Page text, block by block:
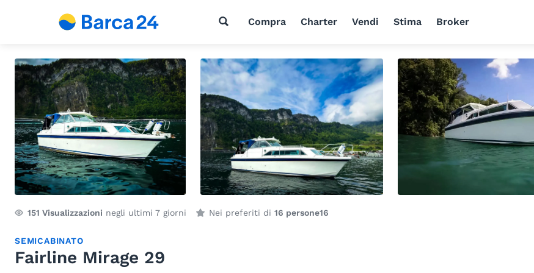
Compra Charter Vendi Stima Broker
151 Visualizzazioni negli ultimi 7 giorni Nei preferiti di 16 persone16
SEMICABINATO
Fairline Mirage 29